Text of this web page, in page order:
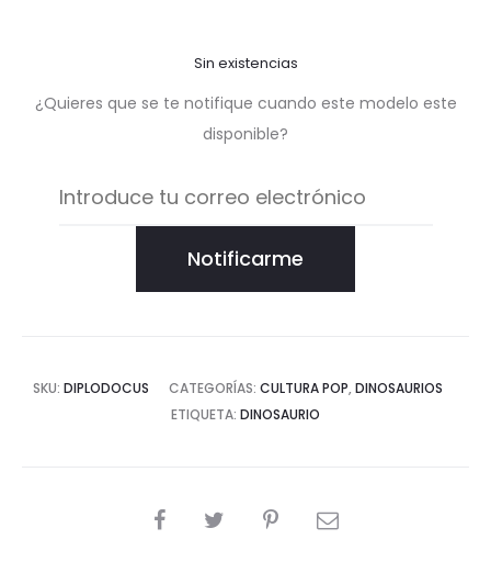
Sin existencias
¿Quieres que se te notifique cuando este modelo este
disponible?
Notificarme
SKU: DIPLODOCUS CATEGORÍAS: CULTURA POP, DINOSAURIOS
ETIQUETA: DINOSAURIO
COMPARTIR